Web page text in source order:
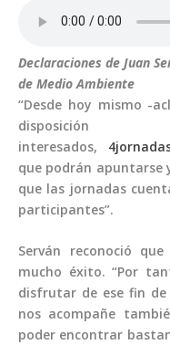
Declaraciones de Juan
de Medio Ambiente
“Desde hoy mismo -
interesados,
que podrán apuntarse
que las jornadas
participantes”.
Serván reconoció
mucho éxito. “Por
disfrutar de ese fin de
nos acompañe
poder encontrar